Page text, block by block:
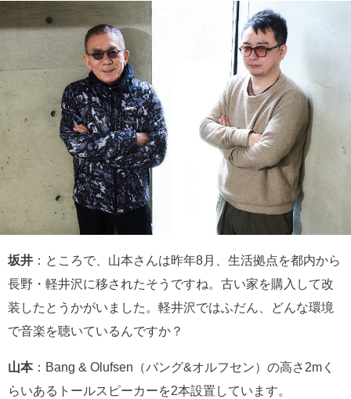
坂井 ：ところで、山本さんは昨年8月、生活拠点を都内から
長野・軽井沢に移されたそうですね。古い家を購入して改
装したとうかがいました。軽井沢ではふだん、どんな環境
で音楽を聴いているんですか？
山本：Bang & Olufsen（バング&オルフセン）の高さ2mく
らいあるトールスピーカーを2本設置しています。